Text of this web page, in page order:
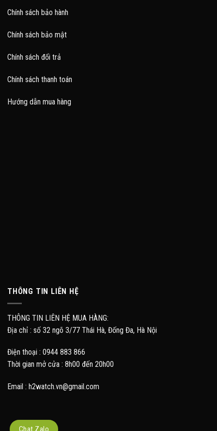
Chính sách bảo hành
Chính sách bảo mật
Chính sách đổi trả
Chính sách thanh toán
Hướng dẫn mua hàng
THÔNG TIN LIÊN HỆ
THÔNG TIN LIÊN HỆ MUA HÀNG:
Địa chỉ : số 32 ngõ 3/77 Thái Hà, Đống Đa, Hà Nội
Điện thoại : 0944 883 866
Thời gian mở cửa : 8h00 đến 20h00
Email : h2watch.vn@gmail.com
Chat Zalo